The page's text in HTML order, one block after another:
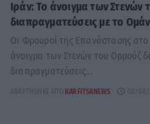
Ιράν: Το άνοιγμα των Στενών
διαπραγματεύσεις με το Ομάν
Οι Φρουροί της Επανάστασης
άνοιγμα των Στενών του Ορμούζ
διαπραγματεύσεις...
ΑΝΑΡΤΉΘΗΚΕ ΑΠΌ KARFITSANEWS